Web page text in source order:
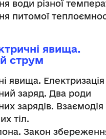
води різної
питомої
явища.
струм
явища. Електризація
заряд. Два роди
зарядів. Взаємодія
тіл.
Закон